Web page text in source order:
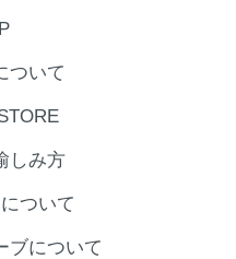
ついて
しみ方
ついて
ブについて